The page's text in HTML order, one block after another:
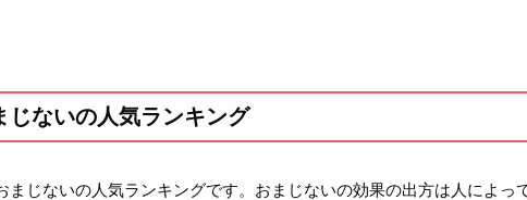
じないの人気ランキング
まじないの人気ランキングです。おまじないの効果の出方は人によ